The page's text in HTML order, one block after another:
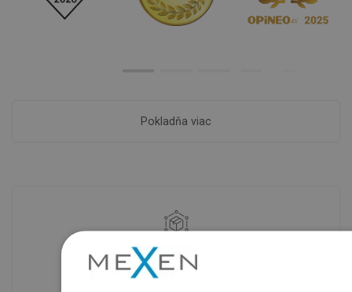
Pokladňa viac
Dostupnosť tovaru
Naše výrobky na vás čakajú v
modernom sklade.Vždy pripravený na